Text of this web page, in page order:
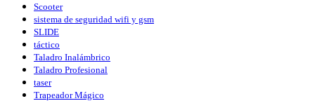
Scooter
sistema de seguridad wifi y gsm
SLIDE
táctico
Taladro Inalámbrico
Taladro Profesional
taser
Trapeador Mágico